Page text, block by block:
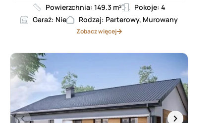
Powierzchnia: 149.3 m²
Pokoje: 4
Garaż: Nie
Rodzaj: Parterowy, Murowany
Zobacz więcej